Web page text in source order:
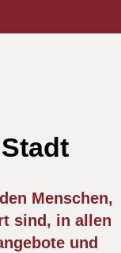
Menschen,
sind, in allen
und